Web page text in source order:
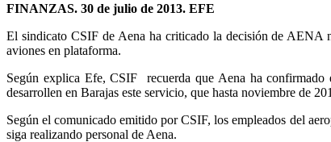
FINANZAS. 30 de julio de 2013. EFE
El sindicato CSIF de Aena ha criticado la decisión de AENA
aviones en plataforma.
Según explica Efe, CSIF recuerda que Aena ha
desarrollen en Barajas este servicio, que hasta noviembre de
Según el comunicado emitido por CSIF, los empleados del
siga realizando personal de Aena.